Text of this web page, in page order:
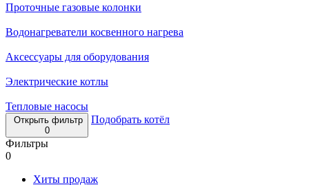
Проточные газовые колонки
Водонагреватели косвенного нагрева
Аксессуары для оборудования
Электрические котлы
Тепловые насосы
Открыть фильтр
0
Подобрать котёл
Фильтры
0
Хиты продаж